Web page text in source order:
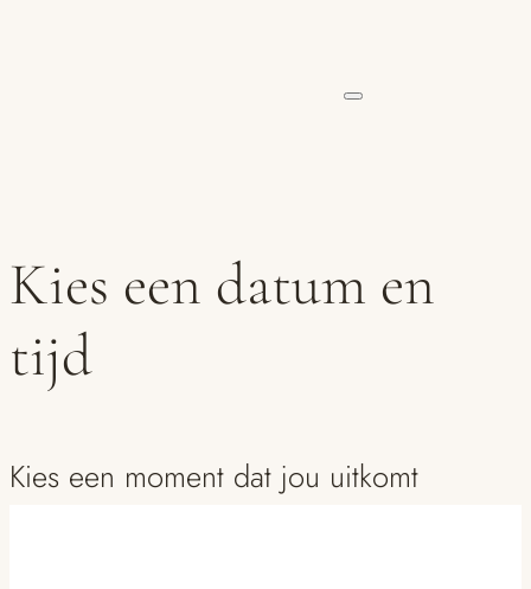
Kies een datum en
tijd
Kies een moment dat jou uitkomt